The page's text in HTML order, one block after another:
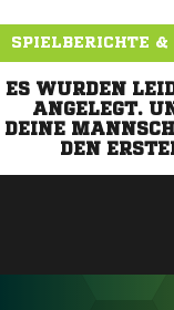
SPIELBERICHTE &
ES WURDEN
ANGELEGT.
DEINE
DEN